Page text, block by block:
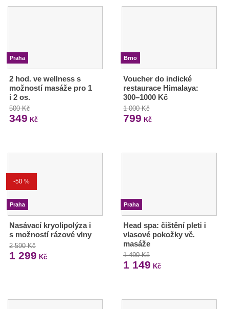
Praha
2 hod. ve wellness s
možností masáže pro 1
i 2 os.
500 Kč
349 Kč
Brno
Voucher do indické
restaurace Himalaya:
300–1000 Kč
1 000 Kč
799 Kč
-50 %
Praha
Nasávací kryolipolýza i
s možností rázové vlny
2 590 Kč
1 299 Kč
Praha
Head spa: čištění pleti i
vlasové pokožky vč.
masáže
1 490 Kč
1 149 Kč